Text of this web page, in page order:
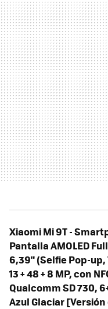
Xiaomi Mi 9T -
Pantalla AMOLED
6,39" (Selfie Pop-
13 + 48 + 8 MP, con
Qualcomm SD 730,
Azul Glaciar